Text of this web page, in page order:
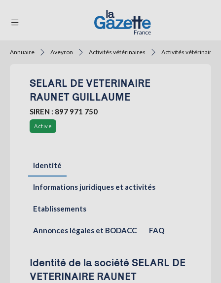
RÉGIONS
TENDANCES
GAZETTE
Se
Annuaire Aveyron Activités vétérinaires Activités vétérinaires
SELARL DE VETERINAIRE
RAUNET GUILLAUME
SIREN : 897 971 750
Active
Identité
Informations juridiques et activités
Etablissements
Annonces légales et BODACC FAQ
Identité de la société SELARL DE
VETERINAIRE RAUNET